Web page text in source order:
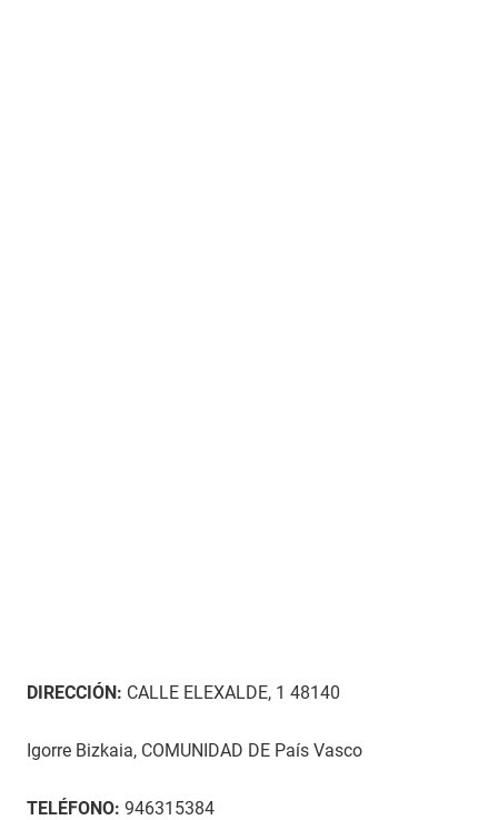
DIRECCIÓN: CALLE ELEXALDE, 1 48140
Igorre Bizkaia, COMUNIDAD DE País Vasco
TELÉFONO: 946315384